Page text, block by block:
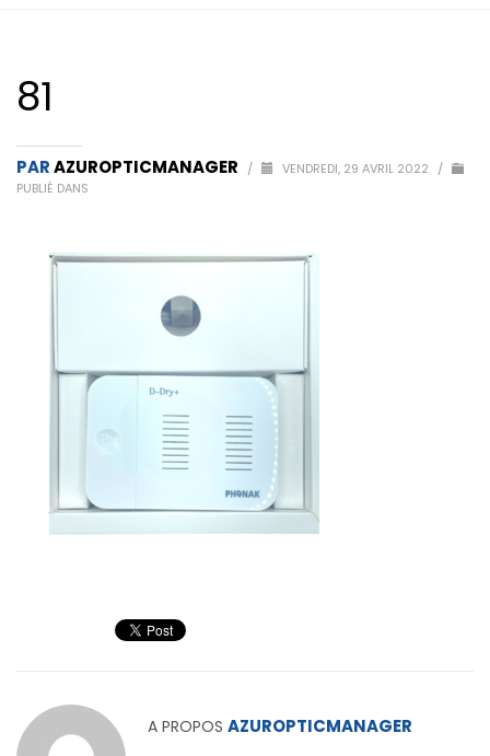
81
PARAZUROPTICMANAGER / VENDREDI, 29 AVRIL 2022
/
PUBLIÉ DANS
A PROPOS AZUROPTICMANAGER